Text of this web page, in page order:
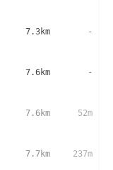
7.3km -
7.6km -
7.6km 52m
7.7km 237m